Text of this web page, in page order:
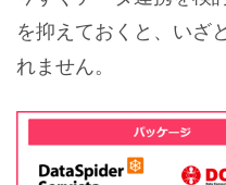
を抑えておくと、いざ
れません。